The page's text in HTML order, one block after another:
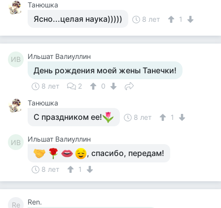
Танюшка
Ясно...целая наука))))) 8 лет 1
ИВ Ильшат Валиуллин
День рождения моей жены Танечки!
8 лет 2
0
Танюшка
С праздником ее! 8 лет 1
ИВ Ильшат Валиуллин
, спасибо, передам!
8 лет 1
Re Ren.